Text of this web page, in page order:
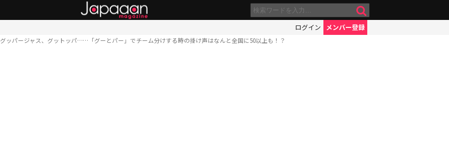
ログイン メンバー登録
グッパージャス、グットッパ……「グーとパー」でチーム分けする時の掛け声はなんと全国に50以上も！？